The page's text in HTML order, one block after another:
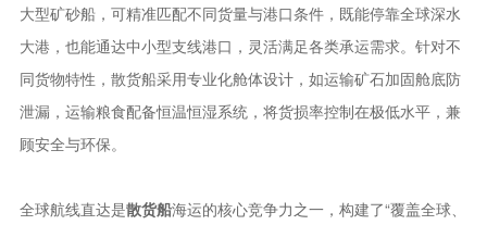
大型矿砂船，可精准匹配不同货量与港口条件，既能停靠全球深水
大港，也能通达中小型支线港口，灵活满足各类承运需求。针对不
同货物特性，散货船采用专业化舱体设计，如运输矿石加固舱底防
泄漏，运输粮食配备恒温恒湿系统，将货损率控制在极低水平，兼
顾安全与环保。
全球航线直达是散货船海运的核心竞争力之一，构建了“覆盖全球、